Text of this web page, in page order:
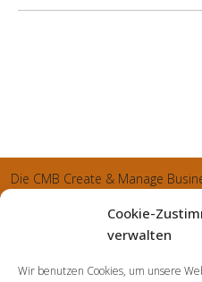
Cookie-
verwalten
Wir benutzen Cookies, um unsere
Die CMB Create & Manage
und sämtliche generierte
weist nachdrücklich darauf hin,